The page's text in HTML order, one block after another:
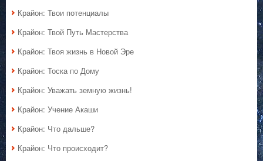
Крайон: Твои потенциалы
Крайон: Твой Путь Мастерства
Крайон: Твоя жизнь в Новой Эре
Крайон: Тоска по Дому
Крайон: Уважать земную жизнь!
Крайон: Учение Акаши
Крайон: Что дальше?
Крайон: Что происходит?